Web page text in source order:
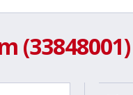
(33848001)